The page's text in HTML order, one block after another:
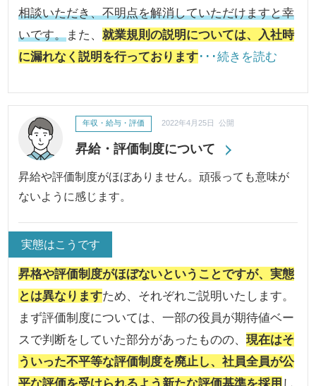
相談いただき、不明点を解消していただけますと幸
いです。また、就業規則の説明については、入社時
に漏れなく説明を行っております･･･続きを読む
昇給・評価制度について
年収・給与・評価 2022年4月25日 公開
昇給や評価制度がほぼありません。頑張っても意味が
ないように感じます。
実態はこうです
昇格や評価制度がほぼないということですが、実態
とは異なりますため、それぞれご説明いたします。
まず評価制度については、一部の役員が期待値ベー
スで判断をしていた部分があったものの、現在はそ
ういった不平等な評価制度を廃止し、社員全員が公